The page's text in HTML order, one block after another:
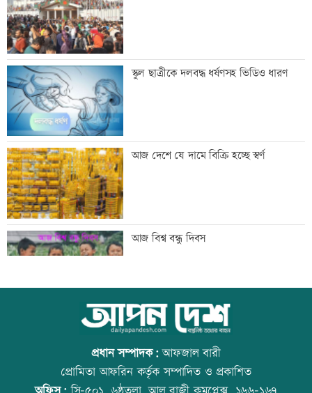
মেয়েদের আপত্তিকর ছবি তুলে বয়ফ্রেন্ডকে
পাঠাতেন ইবি ছাত্রী
যুবদল নেতার মরদেহ উদ্ধার
ইতালিতে ঢাকাগামী বিমানে আটকা আড়াই
শতাধিক যাত্রী
বাকৃবিতে শুরু হচ্ছে প্রাণী চিকিৎসক-
গবেষকদের বৈজ্ঞানিক সম্মেলন
স্কুল ছাত্রীকে দলবদ্ধ ধর্ষণসহ ভিডিও ধারণ
আজ দেশে যে দামে বিক্রি হচ্ছে স্বর্ণ
আজ বিশ্ব বন্ধু দিবস
উত্থান-পতনের বাজারে আজ স্বর্ণের ভরি কত
প্রধান সম্পাদক:আফজাল বারী
প্রোমিতা আফরিন কর্তৃক সম্পাদিত ও প্রকাশিত